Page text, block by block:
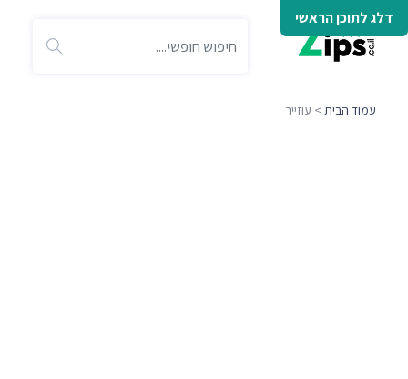
דלג לתוכן הראשי
עמוד הבית > עוזייר